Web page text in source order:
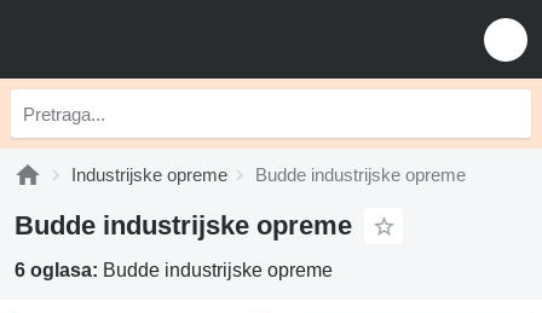
Industrijske opreme Budde industrijske opreme
Budde industrijske opreme
6 oglasa: Budde industrijske opreme